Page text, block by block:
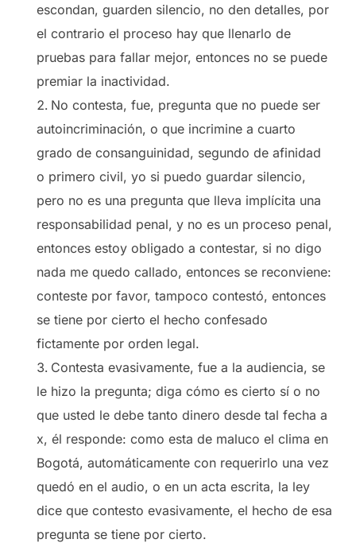
escondan, guarden silencio, no den detalles, por
el contrario el proceso hay que llenarlo de
pruebas para fallar mejor, entonces no se puede
premiar la inactividad.
No contesta, fue, pregunta que no puede ser
autoincriminación, o que incrimine a cuarto
grado de consanguinidad, segundo de afinidad
o primero civil, yo si puedo guardar silencio,
pero no es una pregunta que lleva implícita una
responsabilidad penal, y no es un proceso penal,
entonces estoy obligado a contestar, si no digo
nada me quedo callado, entonces se reconviene:
conteste por favor, tampoco contestó, entonces
se tiene por cierto el hecho confesado
fictamente por orden legal.
Contesta evasivamente, fue a la audiencia, se
le hizo la pregunta; diga cómo es cierto sí o no
que usted le debe tanto dinero desde tal fecha a
x, él responde: como esta de maluco el clima en
Bogotá, automáticamente con requerirlo una vez
quedó en el audio, o en un acta escrita, la ley
dice que contesto evasivamente, el hecho de esa
pregunta se tiene por cierto.